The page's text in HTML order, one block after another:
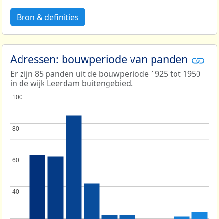
Bron & definities
Adressen: bouwperiode van panden
Er zijn 85 panden uit de bouwperiode 1925 tot 1950
in de wijk Leerdam buitengebied.
40
40
60
60
80
80
100
100